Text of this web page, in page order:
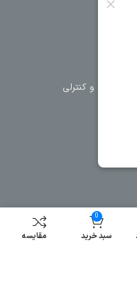
حفاظتی و کنترلی
0
سبد خرید مقایسه